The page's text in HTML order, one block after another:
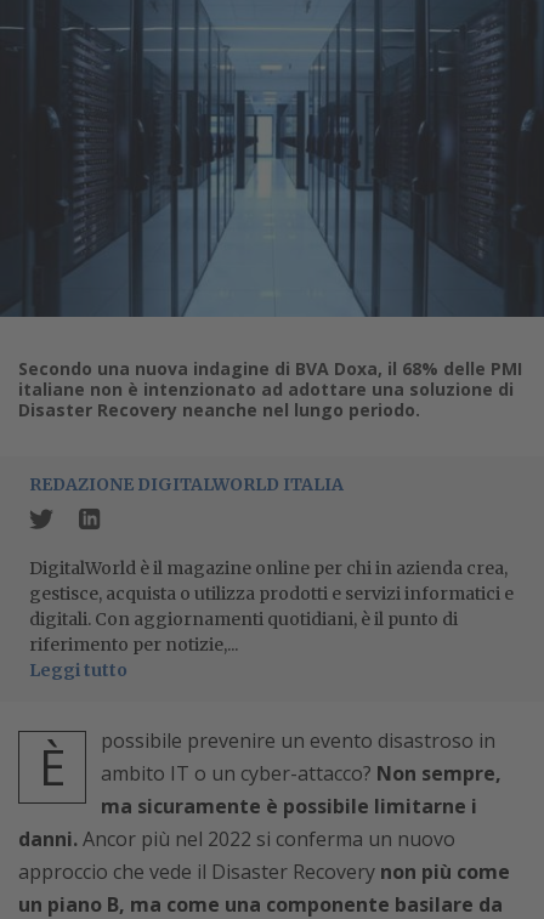
Secondo una nuova indagine di BVA Doxa, il 68% delle PMI
italiane non è intenzionato ad adottare una soluzione di
Disaster Recovery neanche nel lungo periodo.
REDAZIONE DIGITALWORLD ITALIA
DigitalWorld è il magazine online per chi in azienda crea,
gestisce, acquista o utilizza prodotti e servizi informatici e
digitali. Con aggiornamenti quotidiani, è il punto di
riferimento per notizie,...
Leggi tutto
È
possibile prevenire un evento disastroso in
ambito IT o un cyber-attacco? Non sempre,
ma sicuramente è possibile limitarne i
danni.Ancor più nel 2022 si conferma un nuovo
approccio che vede il Disaster Recovery non più come
un piano B, ma come una componente basilare da